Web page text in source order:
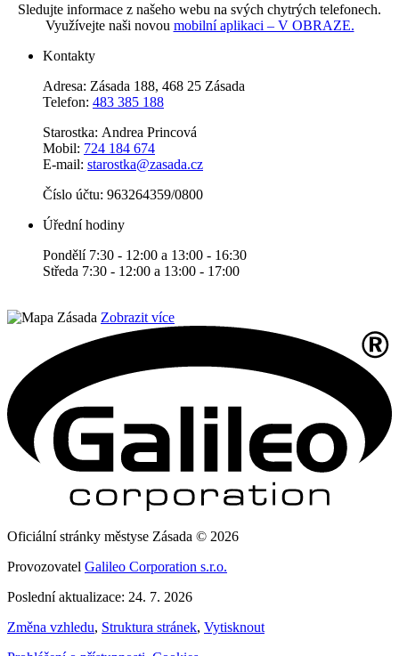
Sledujte informace z našeho webu na svých chytrých telefonech.
Využívejte naši novou mobilní aplikaci – V OBRAZE.
Kontakty
Adresa: Zásada 188, 468 25 Zásada
Telefon: 483 385 188
Starostka: Andrea Princová
Mobil: 724 184 674
E-mail: starostka@zasada.cz
Číslo účtu: 963264359/0800
Úřední hodiny
Pondělí 7:30 - 12:00 a 13:00 - 16:30
Středa 7:30 - 12:00 a 13:00 - 17:00
Zobrazit více
Oficiální stránky městyse Zásada © 2026
Provozovatel Galileo Corporation s.r.o.
Poslední aktualizace: 24. 7. 2026
Změna vzhledu, Struktura stránek, Vytisknout